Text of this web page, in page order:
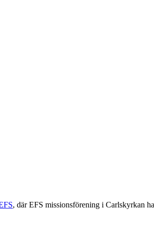
, där EFS missionsförening i Carlskyrkan